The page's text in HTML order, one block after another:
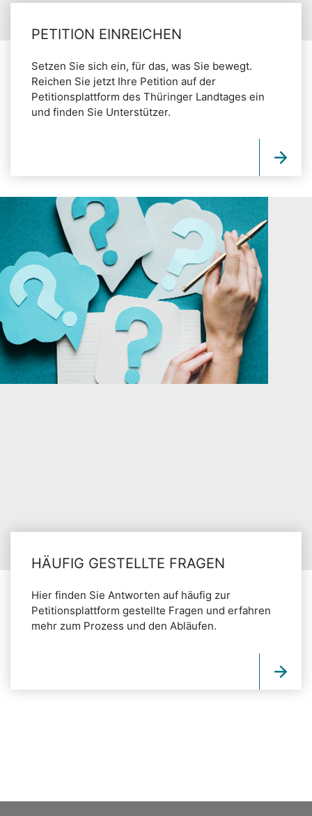
PETITION EINREICHEN
Setzen Sie sich ein, für das, was Sie bewegt.
Reichen Sie jetzt Ihre Petition auf der
Petitionsplattform des Thüringer Landtages ein
und finden Sie Unterstützer.
HÄUFIG GESTELLTE FRAGEN
Hier finden Sie Antworten auf häufig zur
Petitionsplattform gestellte Fragen und erfahren
mehr zum Prozess und den Abläufen.